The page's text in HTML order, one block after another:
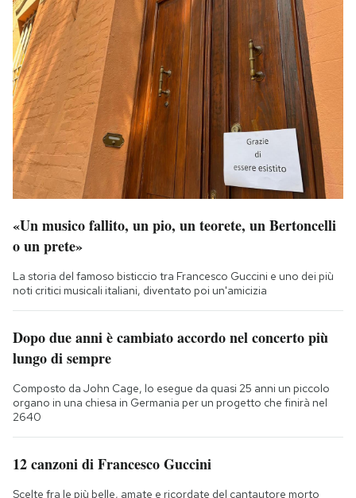
«Un musico fallito, un pio, un teorete, un Bertoncelli
o un prete»
La storia del famoso bisticcio tra Francesco Guccini e uno dei più
noti critici musicali italiani, diventato poi un'amicizia
Dopo due anni è cambiato accordo nel concerto più
lungo di sempre
Composto da John Cage, lo esegue da quasi 25 anni un piccolo
organo in una chiesa in Germania per un progetto che finirà nel
2640
12 canzoni di Francesco Guccini
Scelte fra le più belle, amate e ricordate del cantautore morto